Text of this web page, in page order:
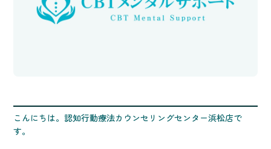
こんにちは。認知行動療法カウンセリングセンター浜松店で
す。